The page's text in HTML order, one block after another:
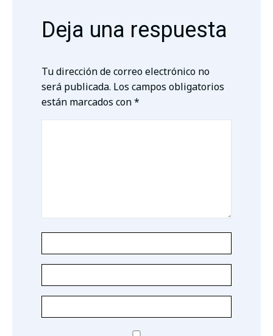
Deja una respuesta
Tu dirección de correo electrónico no
será publicada. Los campos obligatorios
están marcados con*